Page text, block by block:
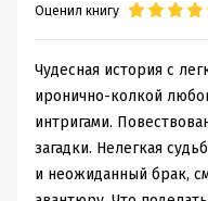
дипломатии, поездки
театральную
маскарадом.
любовь к власти.
поначалу тоже не
Боже правый, сколько я
Оценил книгу
Чудесная история с
иронично-колкой
интригами.
загадки. Нелегкая
и неожиданный брак,